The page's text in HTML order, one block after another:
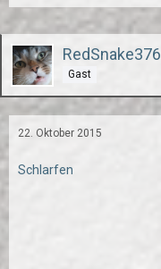
RedSnake376
Gast
22. Oktober 2015
Schlarfen